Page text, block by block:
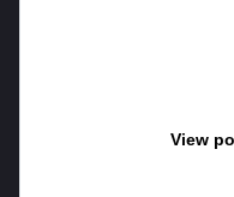
View